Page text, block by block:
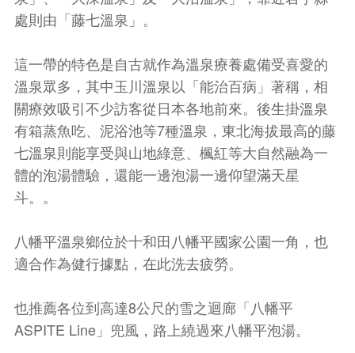
處則由「藤七溫泉」。
這一帶的特色是自古就作為溫泉療養處備受喜愛的
溫泉眾多，其中玉川溫泉以「能治百病」著稱，相
關療效吸引不少訪客從日本各地前來。後生掛溫泉
有箱蒸魚吃、泥浴池等7種溫泉，東北海拔最高的藤
七溫泉則能享受與山地綠意、楓紅等大自然融為一
體的泡湯體驗，還能一邊泡湯一邊仰望滿天星
斗。。
八幡平溫泉鄉位於十和田八幡平國家公園一角，也
適合作為健行據點，在此洗去疲勞。
也推薦各位到高達8公尺的雪之迴廊「八幡平
ASPITE Line」兜風，路上繞過來八幡平泡湯。